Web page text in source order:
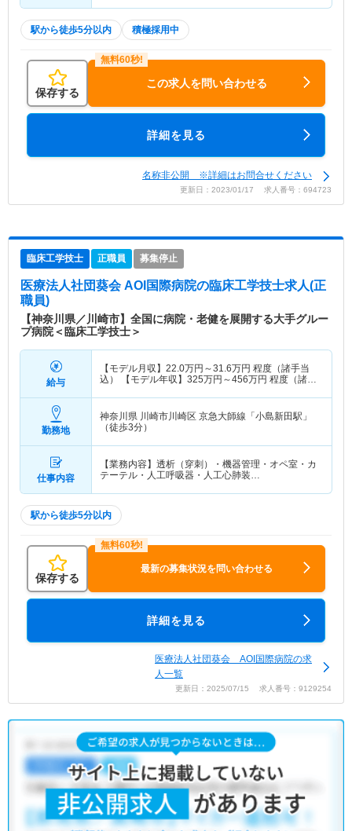
駅から徒歩5分以内 積極採用中
保存する
この求人を問い合わせる
詳細を見る
名称非公開 ※詳細はお問合せください
更新日：2023/01/17 求人番号：694723
臨床工学技士 正職員 募集停止
医療法人社団葵会 AOI国際病院の臨床工学技士求人(正
職員)
【神奈川県／川崎市】全国に病院・老健を展開する大手グルー
プ病院＜臨床工学技士＞
給与
【モデル月収】 22.0万円～31.6万円 程度（諸手当
込） 【モデル年収】 325万円～456万円 程度（諸手
勤務地
神奈川県 川崎市川崎区 京急大師線「小島新田駅」
（徒歩3分）
仕事内容
【業務内容】透析（穿刺）・機器管理・オペ室・カ
テーテル・人工呼吸器・人工心肺装…
駅から徒歩5分以内
保存する
最新の募集状況を問い合わせる
詳細を見る
医療法人社団葵会 AOI国際病院の求
人一覧
更新日：2025/07/15 求人番号：9129254